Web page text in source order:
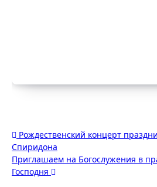
Навигация
по
записям
Рождественский концерт
Спиридона
Приглашаем на Богослужения в
Господня